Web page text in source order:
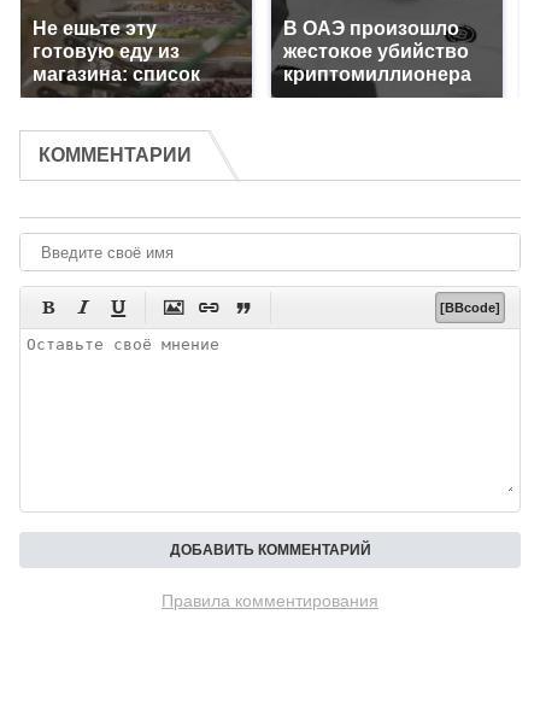
Не ешьте эту
готовую еду из
магазина: список
В ОАЭ произошло
жестокое убийство
криптомиллионера
КОММЕНТАРИИ
      [BBcode]
Правила комментирования